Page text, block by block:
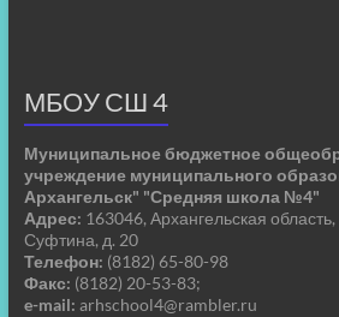
МБОУ СШ 4
Муниципальное бюджетное
учреждение муниципального
Архангельск" "Средняя школа №4"
Адрес: 163046, Архангельская область,
Суфтина, д. 20
Телефон: (8182) 65-80-98
Факс: (8182) 20-53-83;
e-mail: arhschool4@rambler.ru